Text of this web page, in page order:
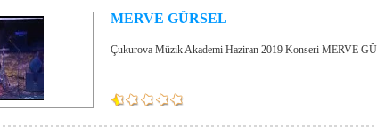
MERVE GÜRSEL
Çukurova Müzik Akademi Haziran 2019 Konseri MERVE